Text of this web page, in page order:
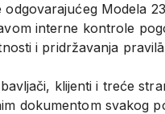
Modela
interne kontrole
i pridržavanja
klijenti i treće
dokumentom svakog